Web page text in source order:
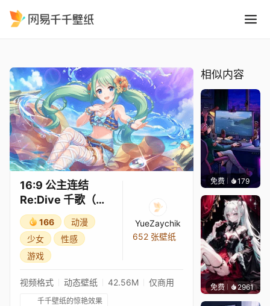
16:9 公主连结
Re:Dive 千歌（夏
日）3★
166
动漫
少女
性感
游戏
YueZaychik
652 张壁纸
视频格式 动态壁纸 42.56M 仅商用
千千壁纸的惊艳效果
相似内容
免费 179
免费 2961Kyllar